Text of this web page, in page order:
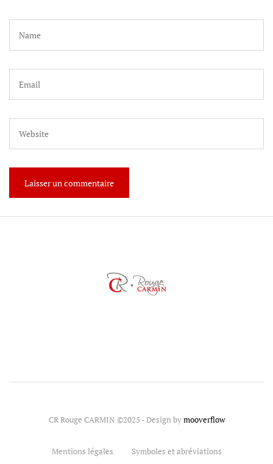
CR Rouge CARMIN ©2025 - Design bymooverflow
Mentions légales Symboles et abréviations